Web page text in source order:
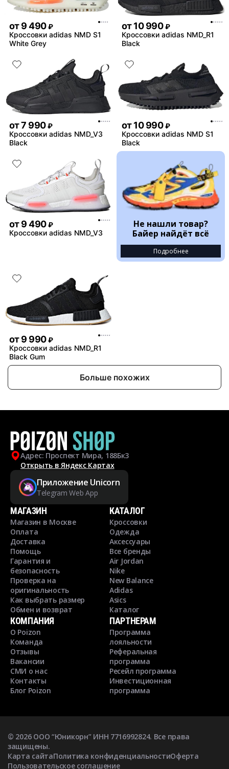
от9 490 ₽
Кроссовки adidas NMD S1
White Grey
от10 990 ₽
Кроссовки adidas NMD_R1
Black
от7 990 ₽
Кроссовки adidas NMD_V3
Black
от10 990 ₽
Кроссовки adidas NMD S1
Black
от9 490 ₽
Кроссовки adidas NMD_V3
Не нашли товар?
Байер найдёт всё
Подробнее
от9 990 ₽
Кроссовки adidas NMD_R1
Black Gum
Больше похожих
Адрес: Проспект Мира, 188Бк3
Открыть в Яндекс Картах
Приложение Unicorn
Telegram Web App
МАГАЗИН
Магазин в Москве
Оплата
Доставка
Помощь
Гарантия и
безопасность
Проверка на
оригинальность
Как выбрать размер
Обмен и возврат
КАТАЛОГ
Кроссовки
Одежда
Аксессуары
Все бренды
Air Jordan
Nike
New Balance
Adidas
Asics
Каталог
КОМПАНИЯ
О Poizon
Команда
Отзывы
Вакансии
СМИ о нас
Контакты
Блог Poizon
ПАРТНЕРАМ
Программа
лояльности
Реферальная
программа
Ресейл программа
Инвестиционная
программа
© 2026ООО “Юникорн” ИНН 7716992824. Все права
защищены.
Карта сайтаПолитика конфиденциальностиОферта
Пользовательское соглашение